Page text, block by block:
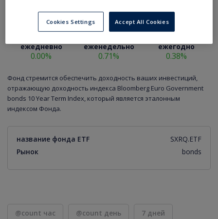
ежедневно
0.00%
еженедельно
0.71%
ежегодно
0.38%
Фонд стремится обеспечить доходность ваших инвестиций,
отражающую доходность индекса Bloomberg Euro Government
bonds 10 Year Term Index, который является эталонным
индексом Фонда.
название фонда ETF
SXRQ.ETF
Рынок
bonds
@count час @count день 7 дней
Cookies Settings Accept All Cookies